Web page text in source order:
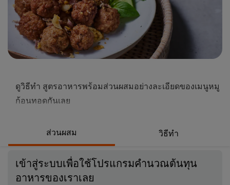
ดูวิธีทำ สูตรอาหารพร้อมส่วนผสมอย่างละเอียดของเมนูหมู
ก้อนทอดกันเลย
ส่วนผสม วิธีทำ
เข้าสู่ระบบเพื่อใช้โปรแกรมคำนวณต้นทุน
อาหารของเราเลย